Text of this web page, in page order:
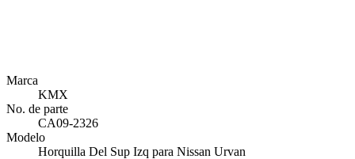
Marca
KMX
No. de parte
CA09-2326
Modelo
Horquilla Del Sup Izq para Nissan Urvan